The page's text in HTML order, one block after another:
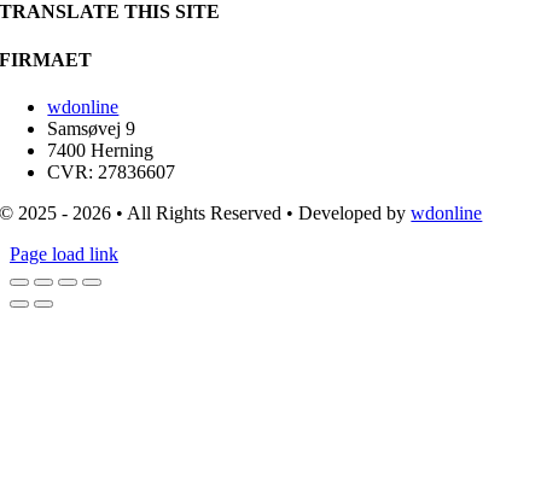
TRANSLATE THIS SITE
FIRMAET
wdonline
Samsøvej 9
7400 Herning
CVR: 27836607
© 2025 - 2026 • All Rights Reserved • Developed bywdonline
Page load link